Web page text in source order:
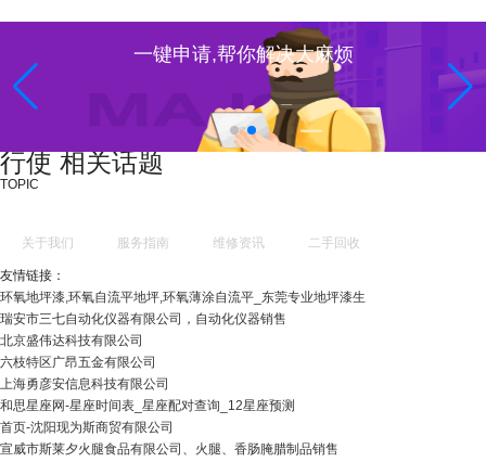
一键申请,帮你解决大麻烦
行使 相关话题
TOPIC
关于我们 服务指南 维修资讯 二手回收
友情链接：
环氧地坪漆,环氧自流平地坪,环氧薄涂自流平_东莞专业地坪漆生
瑞安市三七自动化仪器有限公司，自动化仪器销售
北京盛伟达科技有限公司
六枝特区广昂五金有限公司
上海勇彦安信息科技有限公司
和思星座网-星座时间表_星座配对查询_12星座预测
首页-沈阳现为斯商贸有限公司
宣威市斯莱夕火腿食品有限公司、火腿、香肠腌腊制品销售